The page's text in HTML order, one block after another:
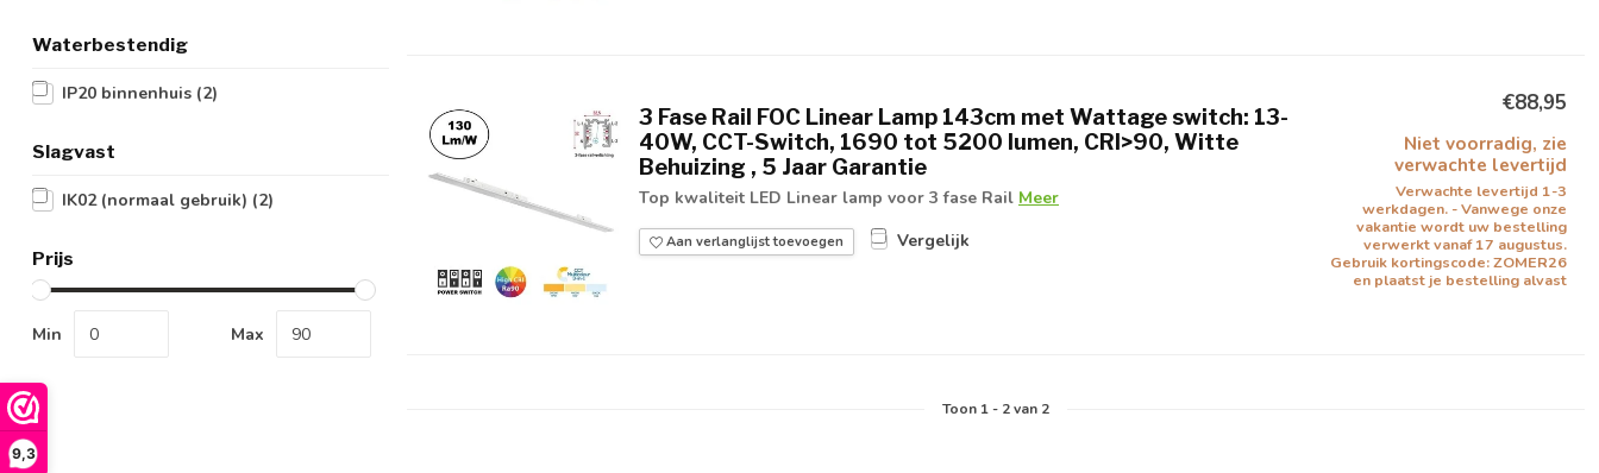
9,3
Waterbestendig
IP20 binnenhuis (2)
Slagvast
IK02 (normaal gebruik) (2)
Prijs
Min Max
3 Fase Rail FOC Linear Lamp 143cm met Wattage switch: 13-
40W, CCT-Switch, 1690 tot 5200 lumen, CRI>90, Witte
Behuizing , 5 Jaar Garantie
Top kwaliteit LED Linear lamp voor 3 fase Rail Meer
Aan verlanglijst toevoegen Vergelijk
€88,95
Niet voorradig, zie
verwachte levertijd
Verwachte levertijd 1-3
werkdagen. - Vanwege onze
vakantie wordt uw bestelling
verwerkt vanaf 17 augustus.
Gebruik kortingscode: ZOMER26
en plaatst je bestelling alvast
Toon 1- 2van 2